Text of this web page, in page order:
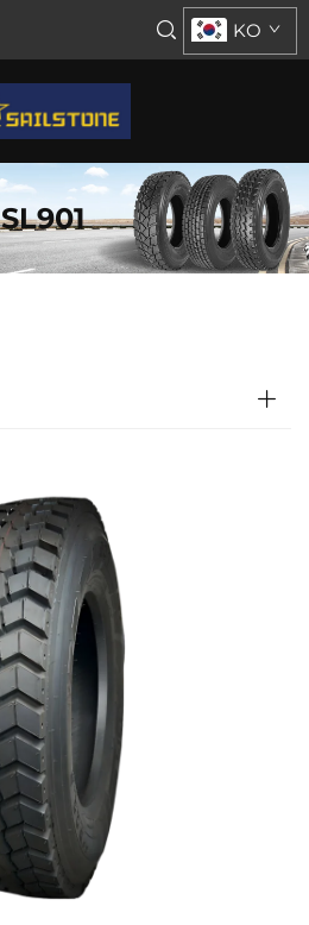
KO
SL901